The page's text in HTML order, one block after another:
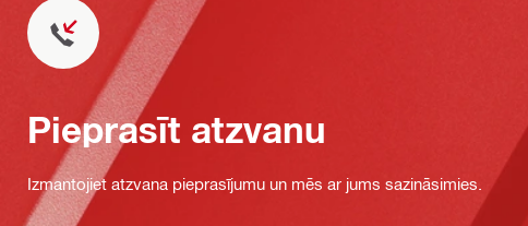
Pieprasīt atzvanu
Izmantojiet atzvana pieprasījumu un mēs ar jums sazināsimies.